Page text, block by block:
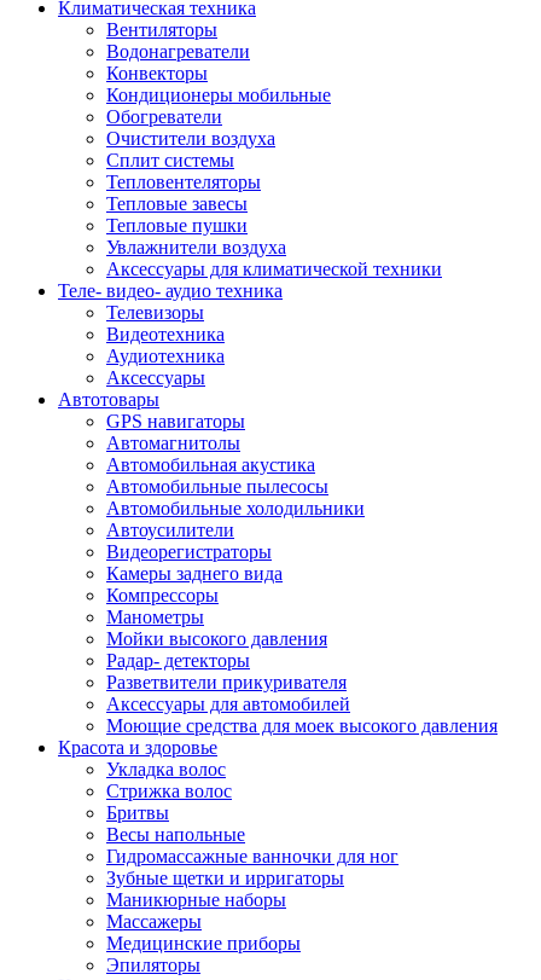
Климатическая техника
Вентиляторы
Водонагреватели
Конвекторы
Кондиционеры мобильные
Обогреватели
Очистители воздуха
Сплит системы
Тепловентеляторы
Тепловые завесы
Тепловые пушки
Увлажнители воздуха
Аксессуары для климатической техники
Теле- видео- аудио техника
Телевизоры
Видеотехника
Аудиотехника
Аксессуары
Автотовары
GPS навигаторы
Автомагнитолы
Автомобильная акустика
Автомобильные пылесосы
Автомобильные холодильники
Автоусилители
Видеорегистраторы
Камеры заднего вида
Компрессоры
Манометры
Мойки высокого давления
Радар- детекторы
Разветвители прикуривателя
Аксессуары для автомобилей
Моющие средства для моек высокого давления
Красота и здоровье
Укладка волос
Стрижка волос
Бритвы
Весы напольные
Гидромассажные ванночки для ног
Зубные щетки и ирригаторы
Маникюрные наборы
Массажеры
Медицинские приборы
Эпиляторы